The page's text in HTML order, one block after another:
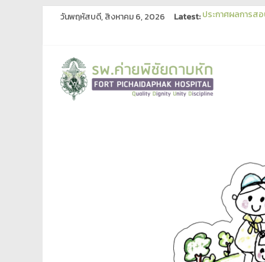
วันพฤหัสบดี, สิงหาคม 6, 2026 Latest:ประกาศผลการส
เผยแพร่ร่างปร
ประกาศประกวดร